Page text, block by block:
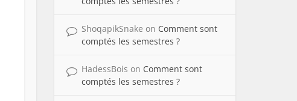
ShoqapikSnake on Comment sont
comptés les semestres ?
HadessBois on Comment sont
comptés les semestres ?